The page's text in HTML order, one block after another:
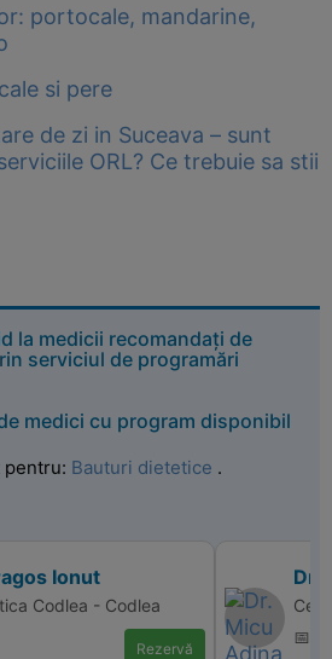
portocale, mandarine,
si pere
de zi in Suceava – sunt
ORL? Ce trebuie sa stii
la medicii recomandați de
serviciul de programări
medici cu program disponibil
Bauturi dietetice .
Ionut
Codlea - Codlea
Rezervă
Dr.
📅